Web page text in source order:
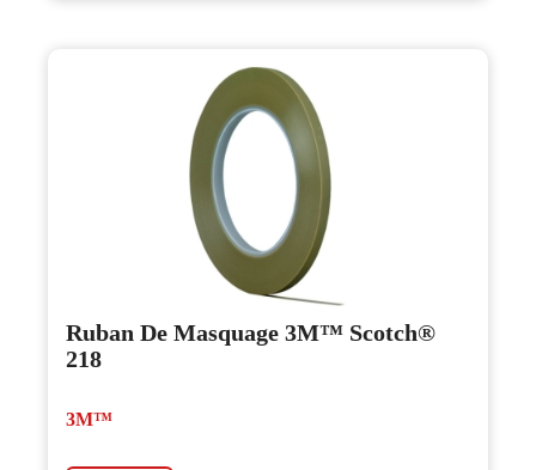
Ruban De Masquage 3M™ Scotch®
218
3M™